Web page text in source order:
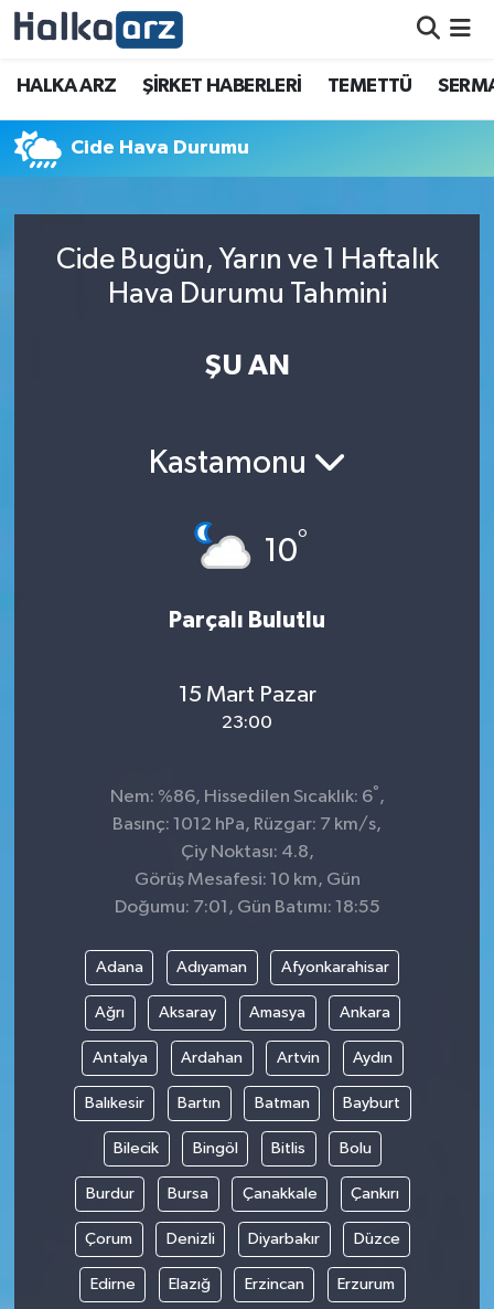
HALKA ARZ ŞİRKET HABERLERİ TEMETTÜ
Cide Hava Durumu
Cide Bugün, Yarın ve 1 Haftalık
Hava Durumu Tahmini
ŞU AN
Kastamonu
10°
Parçalı Bulutlu
15 Mart Pazar
23:00
Nem: %86, Hissedilen Sıcaklık: 6°,
Basınç: 1012 hPa, Rüzgar: 7 km/s,
Çiy Noktası: 4.8,
Görüş Mesafesi: 10 km, Gün
Doğumu: 7:01, Gün Batımı: 18:55
Adana Adıyaman Afyonkarahisar
Ağrı Aksaray Amasya Ankara
Antalya Ardahan Artvin Aydın
Balıkesir Bartın Batman Bayburt
Bilecik Bingöl Bitlis Bolu
Burdur Bursa Çanakkale Çankırı
Çorum Denizli Diyarbakır Düzce
Edirne Elazığ Erzincan Erzurum
HALKA ARZ
SERMAYE ARTIRIMI
TEMETTÜ
İletişim